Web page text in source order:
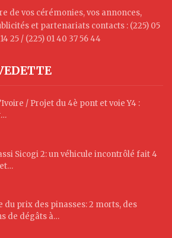
de vos cérémonies, vos annonces,
et partenariats contacts : (225) 05
25 / (225) 01 40 37 56 44
/ Projet du 4è pont et voie Y4 :
Sicogi 2: un véhicule incontrôlé fait 4
du prix des pinasses: 2 morts, des
de dégâts à…